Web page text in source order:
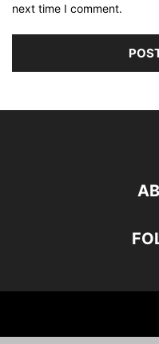
next time I comment.